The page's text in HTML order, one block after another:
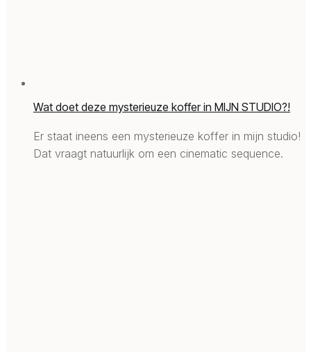
Wat doet deze mysterieuze koffer in MIJN STUDIO?!
Er staat ineens een mysterieuze koffer in mijn studio!
Dat vraagt natuurlijk om een cinematic sequence.